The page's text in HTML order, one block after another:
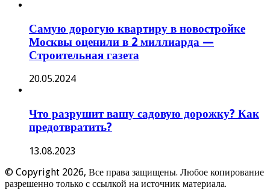
Самую дорогую квартиру в новостройке
Москвы оценили в 2 миллиарда —
Строительная газета
20.05.2024
Что разрушит вашу садовую дорожку? Как
предотвратить?
13.08.2023
© Copyright 2026, Все права защищены. Любое копирование
разрешенно только с ссылкой на источник материала.